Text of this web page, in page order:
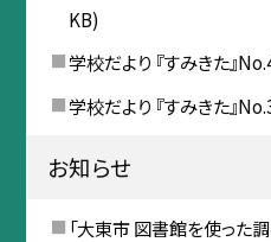
KB)
学校だより 『すみきた』
学校だより 『すみきた』
お知らせ
「大東市 図書館を使った